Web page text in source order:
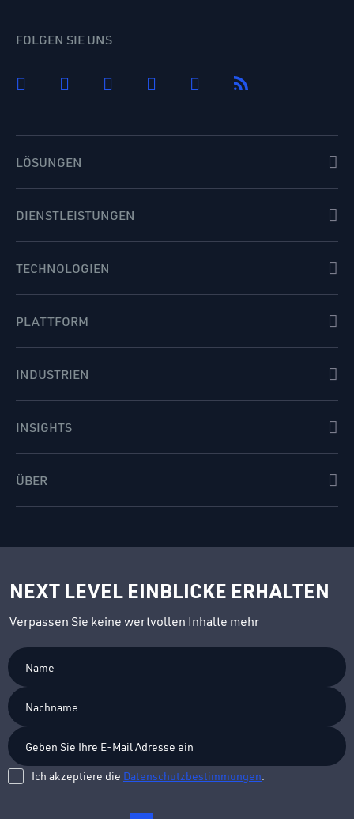
FOLGEN SIE UNS
LÖSUNGEN
DIENSTLEISTUNGEN
TECHNOLOGIEN
PLATTFORM
INDUSTRIEN
INSIGHTS
ÜBER
NEXT LEVEL EINBLICKE ERHALTEN
Verpassen Sie keine wertvollen Inhalte mehr
Ich akzeptiere die Datenschutzbestimmungen